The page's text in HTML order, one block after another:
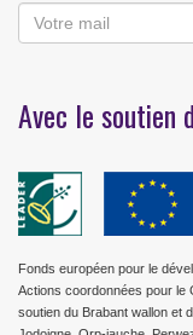
Avec le soutien
Fonds européen pour le
Actions coordonnées pour le
soutien du Brabant wallon et